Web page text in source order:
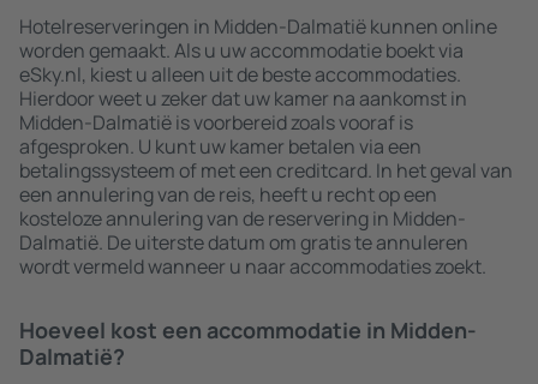
Hotelreserveringen in Midden-Dalmatië kunnen online
worden gemaakt. Als u uw accommodatie boekt via
eSky.nl, kiest u alleen uit de beste accommodaties.
Hierdoor weet u zeker dat uw kamer na aankomst in
Midden-Dalmatië is voorbereid zoals vooraf is
afgesproken. U kunt uw kamer betalen via een
betalingssysteem of met een creditcard. In het geval van
een annulering van de reis, heeft u recht op een
kosteloze annulering van de reservering in Midden-
Dalmatië. De uiterste datum om gratis te annuleren
wordt vermeld wanneer u naar accommodaties zoekt.
Hoeveel kost een accommodatie in Midden-
Dalmatië?